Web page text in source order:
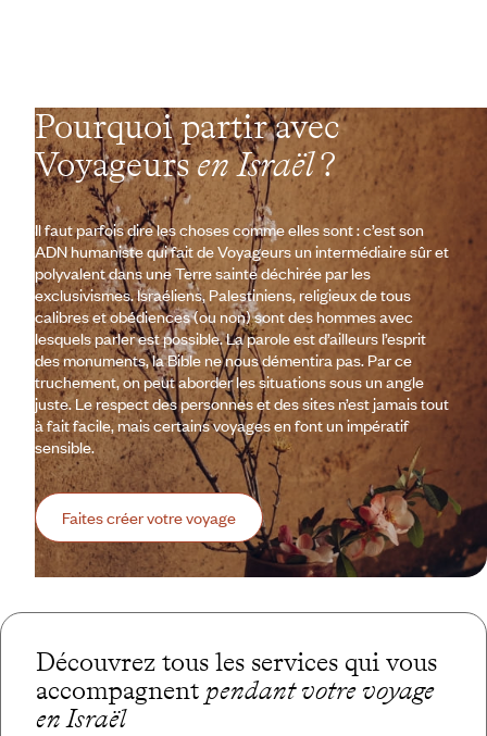
Pourquoi partir avec
Voyageursen Israël?
Il faut parfois dire les choses comme elles sont : c’est son
ADN humaniste qui fait de Voyageurs un intermédiaire sûr et
polyvalent dans une Terre sainte déchirée par les
exclusivismes. Israéliens, Palestiniens, religieux de tous
calibres et obédiences (ou non) sont des hommes avec
lesquels parler est possible. La parole est d’ailleurs l’esprit
des monuments, la Bible ne nous démentira pas. Par ce
truchement, on peut aborder les situations sous un angle
juste. Le respect des personnes et des sites n’est jamais tout
à fait facile, mais certains voyages en font un impératif
sensible.
Faites créer votre voyage
Découvrez tous les services qui vous
accompagnent pendant votre voyage
en Israël